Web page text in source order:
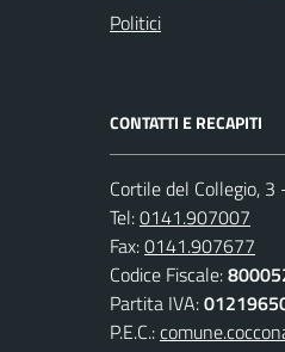
Politici
CONTATTI E RECAPITI
Cortile del Collegio,
Tel:0141.907007
Fax:0141.907677
Codice Fiscale:
Partita IVA:
P.E.C.: